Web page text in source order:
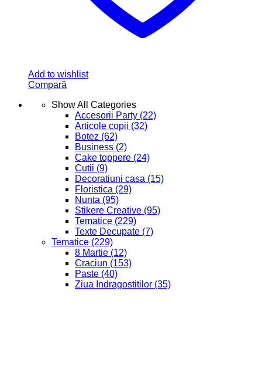
Add to wishlist
Compară
Show All Categories
Accesorii Party (22)
Articole copii (32)
Botez (62)
Business (2)
Cake toppere (24)
Cutii (9)
Decoratiuni casa (15)
Floristica (29)
Nunta (95)
Stikere Creative (95)
Tematice (229)
Texte Decupate (7)
Tematice (229)
8 Martie (12)
Craciun (153)
Paste (40)
Ziua Indragostitilor (35)